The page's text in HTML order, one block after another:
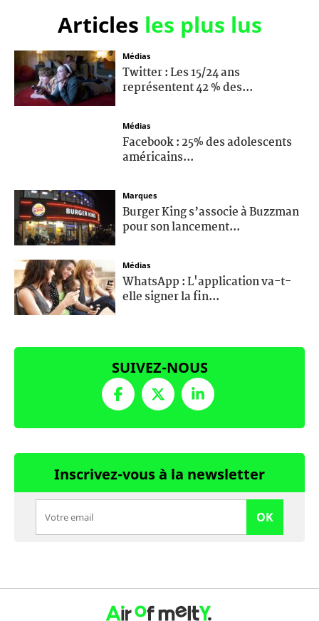
Articles les plus lus
Médias
Twitter : Les 15/24 ans
représentent 42 % des...
Médias
Facebook : 25% des adolescents
américains...
Marques
Burger King s’associe à Buzzman
pour son lancement...
Médias
WhatsApp : L'application va-t-
elle signer la fin...
SUIVEZ-NOUS
Inscrivez-vous à la newsletter
OK